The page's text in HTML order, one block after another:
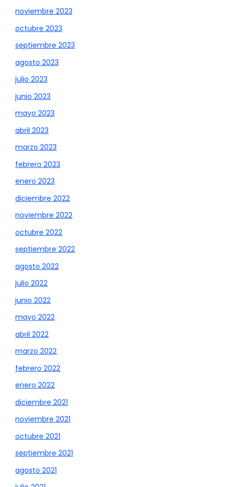
noviembre 2023
octubre 2023
septiembre 2023
agosto 2023
julio 2023
junio 2023
mayo 2023
abril 2023
marzo 2023
febrero 2023
enero 2023
diciembre 2022
noviembre 2022
octubre 2022
septiembre 2022
agosto 2022
julio 2022
junio 2022
mayo 2022
abril 2022
marzo 2022
febrero 2022
enero 2022
diciembre 2021
noviembre 2021
octubre 2021
septiembre 2021
agosto 2021